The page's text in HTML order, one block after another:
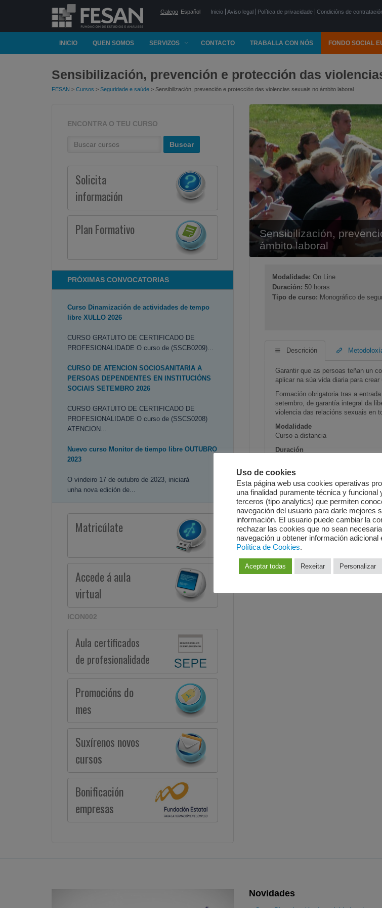
Galego Español Inicio Aviso legal Política de privacidade Condicións de
INICIO QUEN SOMOS SERVIZOS CONTACTO TRABALLA CON NÓS FONDO SOCIAL
Sensibilización, prevención e protección das
FESAN > Cursos > Seguridade e saúde > Sensibilización, prevención e protección das violencias sexuais no ámbito laboral
Sensibilización,
ámbito laboral
Modalidade: On Line
Duración: 50 horas
Tipo de curso: Monográfico de
Descrición
Garantir que as persoas teñan un
aplicar na súa vida diaria para
Formación obrigatoria tras a
setembro, de garantía integral da
violencia das relacións sexuais en
Modalidade
Curso a distancia
Duración
ENCONTRA O TEU CURSO
Solicita
información
Plan Formativo
PRÓXIMAS CONVOCATORIAS
Curso Dinamización de actividades de tempo
libre XULLO 2026
CURSO GRATUITO DE CERTIFICADO DE
PROFESIONALIDADE O curso de (SSCB0209)...
CURSO DE ATENCION SOCIOSANITARIA A
PERSOAS DEPENDENTES EN INSTITUCIÓNS
SOCIAIS SETEMBRO 2026
CURSO GRATUITO DE CERTIFICADO DE
PROFESIONALIDADE O curso de (SSCS0208)
ATENCION...
Nuevo curso Monitor de tiempo libre OUTUBRO
2023
O vindeiro 17 de outubro de 2023, iniciará
unha nova edición de...
Matricúlate
Accede á aula
virtual
ICON002
Aula certificados
de profesionalidade
Promocións do
mes
Suxírenos novos
cursos
Bonificación
empresas
Novidades
Uso de cookies
Esta página web usa cookies operativas
una finalidad puramente técnica y funcional
terceros (tipo analytics) que permiten
navegación del usuario para darle mejores
información. El usuario puede cambiar la
rechazar las cookies que no sean
navegación u obtener información adicional
Política de Cookies.
Aceptar todas Rexeitar Personalizar